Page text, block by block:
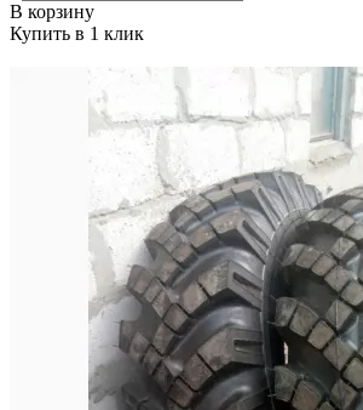
В корзину
Купить в 1 клик